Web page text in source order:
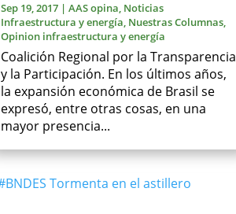
Sep 19, 2017| AAS opina, Noticias
Infraestructura y energía, Nuestras Columnas,
Opinion infraestructura y energía
Coalición Regional por la Transparencia
y la Participación. En los últimos años,
la expansión económica de Brasil se
expresó, entre otras cosas, en una
mayor presencia...